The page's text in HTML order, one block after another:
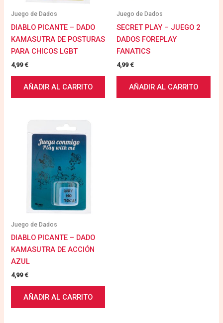
Juego de Dados
DIABLO PICANTE – DADO
KAMASUTRA DE POSTURAS
PARA CHICOS LGBT
4,99€
AÑADIR AL CARRITO
Juego de Dados
SECRET PLAY – JUEGO 2
DADOS FOREPLAY
FANATICS
4,99€
AÑADIR AL CARRITO
Juego de Dados
DIABLO PICANTE – DADO
KAMASUTRA DE ACCIÓN
AZUL
4,99€
AÑADIR AL CARRITO